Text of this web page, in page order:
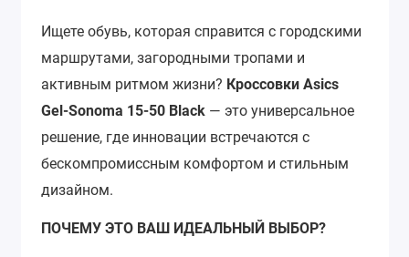
Ищете обувь, которая справится с городскими
маршрутами, загородными тропами и
активным ритмом жизни? Кроссовки Asics
Gel-Sonoma 15-50 Black — это универсальное
решение, где инновации встречаются с
бескомпромиссным комфортом и стильным
дизайном.
ПОЧЕМУ ЭТО ВАШ ИДЕАЛЬНЫЙ ВЫБОР?